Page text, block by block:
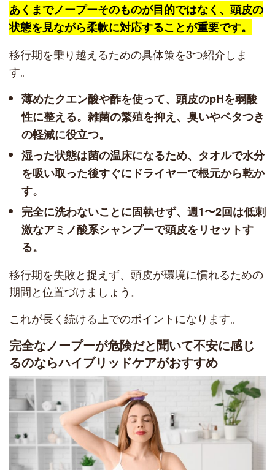
あくまでノープーそのものが目的ではなく、頭皮の
状態を見ながら柔軟に対応することが重要です。
移行期を乗り越えるための具体策を3つ紹介しま
す。
薄めたクエン酸や酢を使って、頭皮のpHを弱酸
性に整える。雑菌の繁殖を抑え、臭いやベタつき
の軽減に役立つ。
湿った状態は菌の温床になるため、タオルで水分
を吸い取った後すぐにドライヤーで根元から乾か
す。
完全に洗わないことに固執せず、週1〜2回は低刺
激なアミノ酸系シャンプーで頭皮をリセットす
る。
移行期を失敗と捉えず、頭皮が環境に慣れるための
期間と位置づけましょう。
これが長く続ける上でのポイントになります。
完全なノープーが危険だと聞いて不安に感じ
るのならハイブリッドケアがおすすめ